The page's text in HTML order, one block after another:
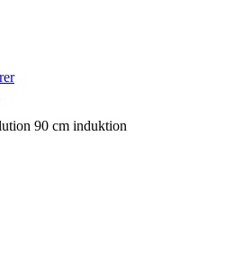
90 cm induktion